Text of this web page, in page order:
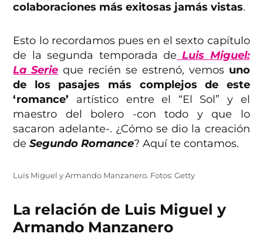
colaboraciones más exitosas jamás vistas.
Esto lo recordamos pues en el sexto capítulo
de la segunda temporada de Luis Miguel:
La Serie que recién se estrenó, vemos uno
de los pasajes más complejos de este
‘romance’ artístico entre el “El Sol” y el
maestro del bolero -con todo y que lo
sacaron adelante-. ¿Cómo se dio la creación
deSegundo Romance? Aquí te contamos.
Luis Miguel y Armando Manzanero. Fotos: Getty
La relación de Luis Miguel y
Armando Manzanero